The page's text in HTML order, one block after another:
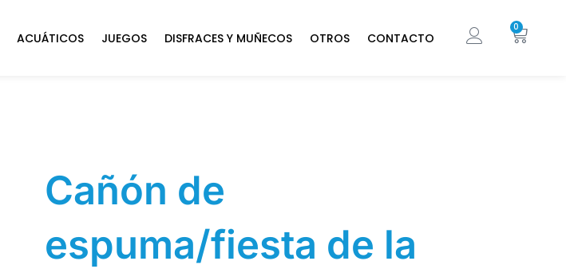
ACUÁTICOS JUEGOS DISFRACES Y MUÑECOS OTROS CONTACTO
0
Cañón de
espuma/fiesta de la